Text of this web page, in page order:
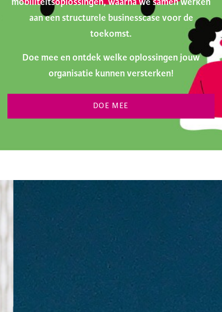
aan een structurele businesscase voor de
toekomst.
Doe mee en ontdek welke oplossingen jouw
organisatie kunnen versterken!
DOE MEE